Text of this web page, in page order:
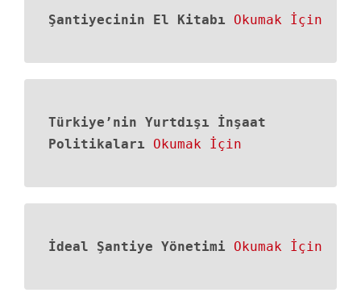
Şantiyecinin El Kitabı Okumak İçin
Türkiye’nin Yurtdışı İnşaat
Politikaları
Okumak İçin
İdeal Şantiye Yönetimi Okumak İçin